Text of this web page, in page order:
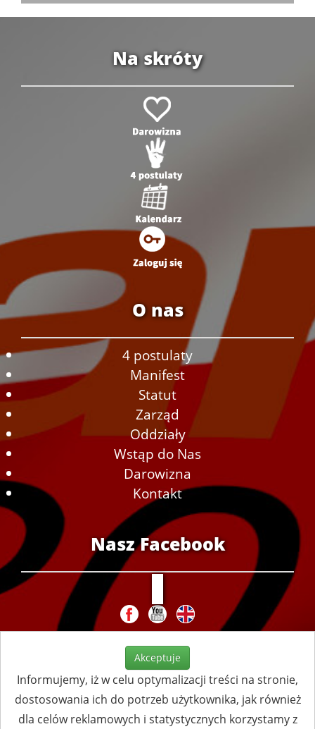
Na skróty
O nas
4 postulaty
Manifest
Statut
Zarząd
Oddziały
Wstąp do Nas
Darowizna
Kontakt
Nasz Facebook
Akceptuje
Informujemy, iż w celu optymalizacji treści na stronie,
dostosowania ich do potrzeb użytkownika, jak również
dla celów reklamowych i statystycznych korzystamy z